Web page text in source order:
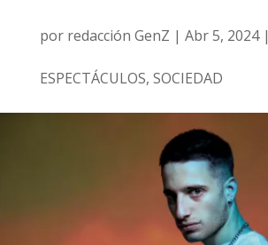
por redacción GenZ | Abr 5, 2024|
ESPECTÁCULOS, SOCIEDAD